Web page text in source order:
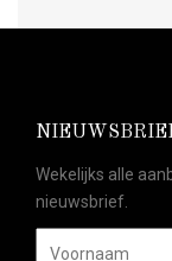
Wekelijks alle
nieuwsbrief.